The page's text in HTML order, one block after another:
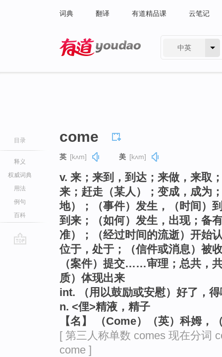
词典 翻译 有道精品课 云笔记
中英
目录
释义
权威词典
用法
例句
百科
come
英 [kʌm] 美 [kʌm]
v. 来；来到，到达；来做，来取
来；赶走（某人）；变成，成为
地）；（事件）发生，（时间）
到来；（如何）发生，出现；备
准）；（经过时间的流逝）开始
位于，处于；（信件或消息）
（案件）提交……审理；总共，
质）体现出来
int. （用以鼓励或安慰）好了，
n. <俚>精液，精子
【名】 （Come）（英）科姆，
[ 第三人称单数 comes 现在分词
come ]